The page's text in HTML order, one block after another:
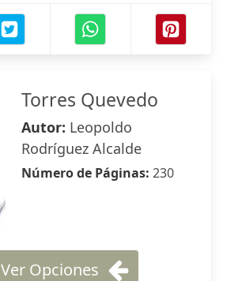
Torres Quevedo
Autor: Leopoldo
Rodríguez Alcalde
Número de Páginas: 230
Ver Opciones